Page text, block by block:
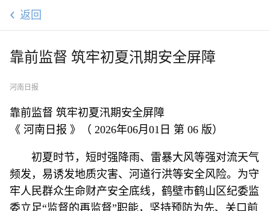
返回
靠前监督 筑牢初夏汛期安全屏障
河南日报
靠前监督 筑牢初夏汛期安全屏障
《 河南日报 》（ 2026年06月01日 第 06 版）
初夏时节，短时强降雨、雷暴大风等强对流天气
频发，易诱发地质灾害、河道行洪等安全风险。为守
牢人民群众生命财产安全底线，鹤壁市鹤山区纪委监
委立足“监督的再监督”职能，坚持预防为先、关口前